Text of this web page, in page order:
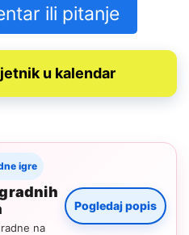
ili pitanje
u kalendar
igre
na
Pogledaj popis